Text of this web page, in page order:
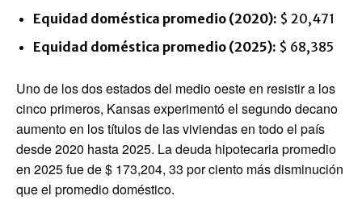
Equidad doméstica promedio (2020): $ 20,471
Equidad doméstica promedio (2025): $ 68,385
Uno de los dos estados del medio oeste en resistir a los
cinco primeros, Kansas experimentó el segundo decano
aumento en los títulos de las viviendas en todo el país
desde 2020 hasta 2025. La deuda hipotecaria promedio
en 2025 fue de $ 173,204, 33 por ciento más disminución
que el promedio doméstico.